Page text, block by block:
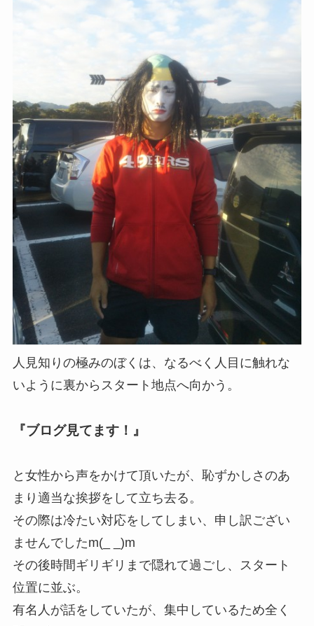
人見知りの極みのぼくは、なるべく人目に触れな
いように裏からスタート地点へ向かう。
『ブログ見てます！』
と女性から声をかけて頂いたが、恥ずかしさのあ
まり適当な挨拶をして立ち去る。
その際は冷たい対応をしてしまい、申し訳ござい
ませんでしたm(_ _)m
その後時間ギリギリまで隠れて過ごし、スタート
位置に並ぶ。
有名人が話をしていたが、集中しているため全く